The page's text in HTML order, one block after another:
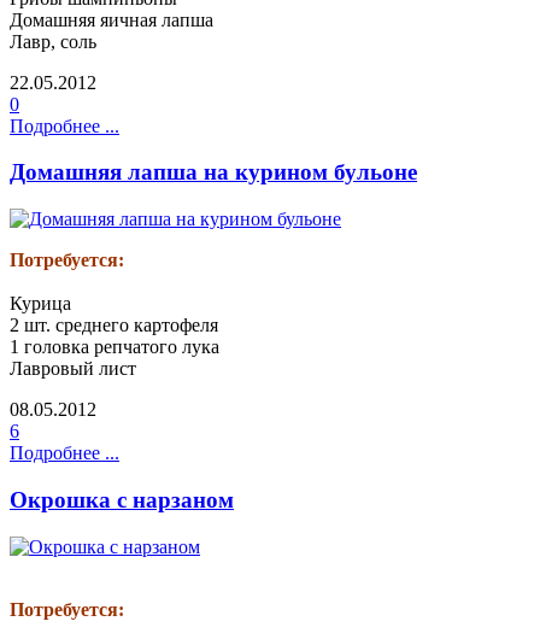
Домашняя яичная лапша
Лавр, соль
22.05.2012
0
Подробнее ...
Домашняя лапша на курином бульоне
Потребуется:
Курица
2 шт. среднего картофеля
1 головка репчатого лука
Лавровый лист
08.05.2012
6
Подробнее ...
Окрошка с нарзаном
Потребуется: